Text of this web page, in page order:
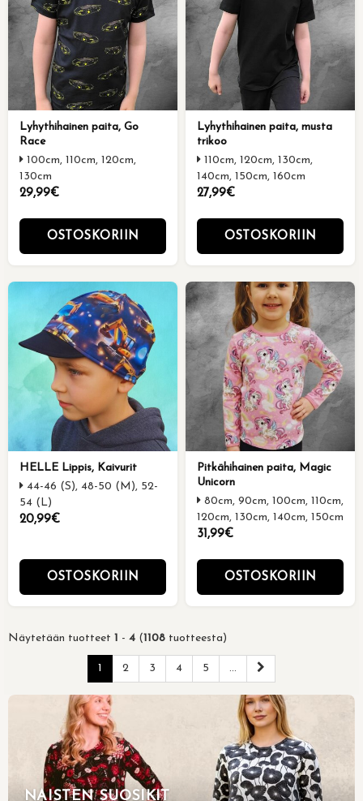
Lyhythihainen paita, Go
Race
100cm, 110cm, 120cm,
130cm
29,99€
OSTOSKORIIN
Lyhythihainen paita, musta
trikoo
110cm, 120cm, 130cm,
140cm, 150cm, 160cm
27,99€
OSTOSKORIIN
HELLE Lippis, Kaivurit
44-46 (S), 48-50 (M), 52-
54 (L)
20,99€
OSTOSKORIIN
Pitkähihainen paita, Magic
Unicorn
80cm, 90cm, 100cm, 110cm,
120cm, 130cm, 140cm, 150cm
31,99€
OSTOSKORIIN
Näytetään tuotteet 1 - 4 (1108 tuotteesta)
1 2 3 4 5 ...
NAISTEN SUOSIKIT